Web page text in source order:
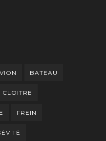
BATEAU
CLOITRE
FREIN